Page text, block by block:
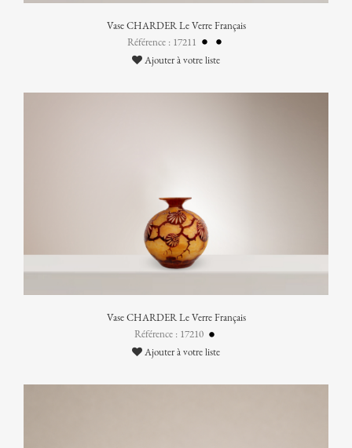
Vase CHARDER Le Verre Français
Référence : 17211
Ajouter à votre liste
Vase CHARDER Le Verre Français
Référence : 17210
Ajouter à votre liste